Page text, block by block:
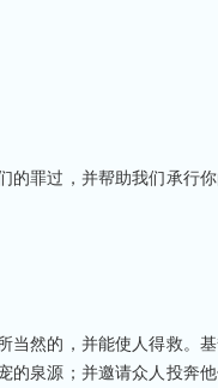
罪过，并帮助我们承行
当然的，并能使人得救。
泉源；并邀请众人投奔